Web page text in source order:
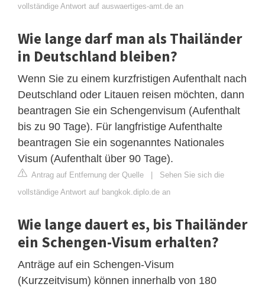
vollständige Antwort auf auswaertiges-amt.de an
Wie lange darf man als Thailänder
in Deutschland bleiben?
Wenn Sie zu einem kurzfristigen Aufenthalt nach
Deutschland oder Litauen reisen möchten, dann
beantragen Sie ein Schengenvisum (Aufenthalt
bis zu 90 Tage). Für langfristige Aufenthalte
beantragen Sie ein sogenanntes Nationales
Visum (Aufenthalt über 90 Tage).
Antrag auf Entfernung der Quelle | Sehen Sie sich die
vollständige Antwort auf bangkok.diplo.de an
Wie lange dauert es, bis Thailänder
ein Schengen-Visum erhalten?
Anträge auf ein Schengen-Visum
(Kurzzeitvisum) können innerhalb von 180